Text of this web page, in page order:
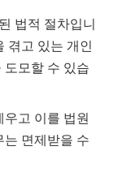
법적 절차입니
겪고 있는 개인
도모할 수 있습
고 이를 법원
는 면제받을 수